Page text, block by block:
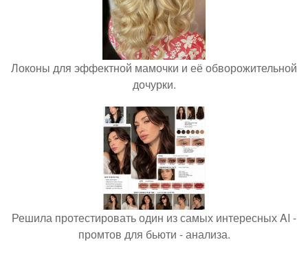
Локоны для эффектной мамочки и её обворожительной
дочурки.
Решила протестировать один из самых интересных AI -
промтов для бьюти - анализа.